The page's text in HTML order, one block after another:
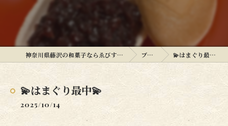
神奈川県藤沢の和菓子ならゑびすや本店 ブログ 💫はまぐり最中💫
💫はまぐり最中💫
2025/10/14